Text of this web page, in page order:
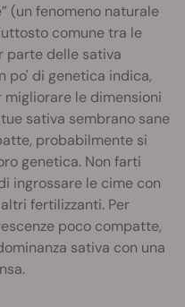
(un fenomeno naturale
comune tra le
parte delle sativa
po' di genetica indica,
le dimensioni
sativa sembrano sane
probabilmente si
genetica. Non farti
ingrossare le cime con
fertilizzanti. Per
poco compatte,
sativa con una